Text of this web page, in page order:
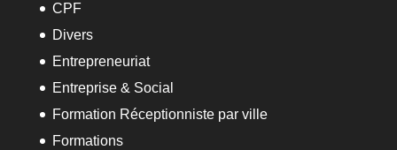
CPF
Divers
Entrepreneuriat
Entreprise & Social
Formation Réceptionniste par ville
Formations